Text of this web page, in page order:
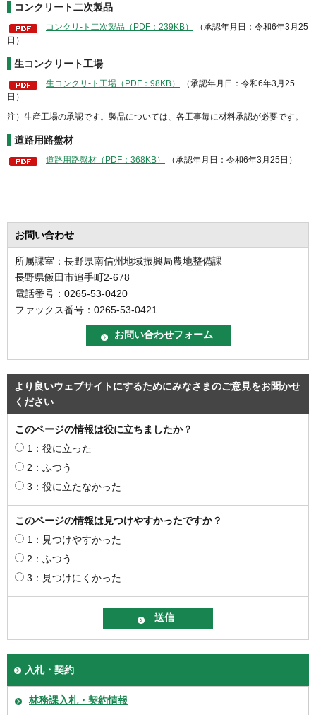
コンクリート二次製品
コンクリ-ト二次製品（PDF：239KB）
（承認年月日：令和6年3月25
日）
生コンクリート工場
生コンクリ-ト工場（PDF：98KB）
（承認年月日：令和6年3月25
日）
注）生産工場の承認です。製品については、各工事毎に材料承認が必要です。
道路用路盤材
道路用路盤材（PDF：368KB） （承認年月日：令和6年3月25日）
お問い合わせ
所属課室：長野県南信州地域振興局農地整備課
長野県飯田市追手町2-678
電話番号：0265-53-0420
ファックス番号：0265-53-0421
より良いウェブサイトにするためにみなさまのご意見をお聞かせ
ください
このページの情報は役に立ちましたか？
1：役に立った
2：ふつう
3：役に立たなかった
このページの情報は見つけやすかったですか？
1：見つけやすかった
2：ふつう
3：見つけにくかった
入札・契約
林務課入札・契約情報